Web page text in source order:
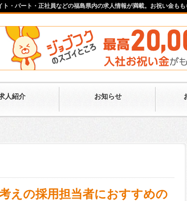
人紹介 お知らせ
・パート・正社員などの福島県内の求人情報が満載。お祝い金もも
えの採用担当者におすすめの